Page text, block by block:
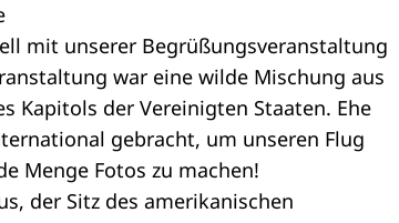
mit unserer Begrüßungsveranstaltung
war eine wilde Mischung aus
Kapitols der Vereinigten Staaten. Ehe
gebracht, um unseren Flug
Menge Fotos zu machen!